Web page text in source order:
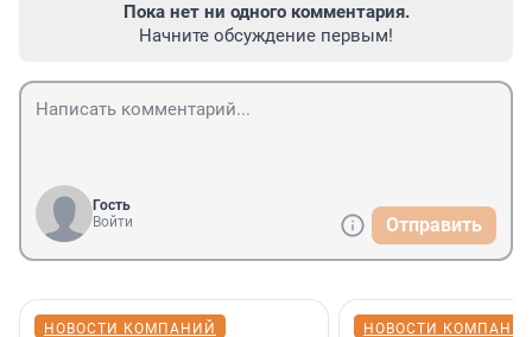
Пока нет ни одного комментария.
Начните обсуждение первым!
Гость
Войти
Отправить
НОВОСТИ КОМПАНИЙ НОВОСТИ